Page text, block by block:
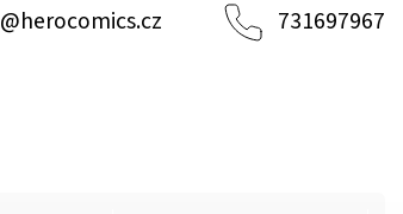
@herocomics.cz 731697967